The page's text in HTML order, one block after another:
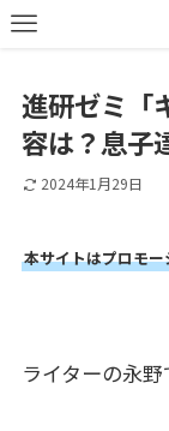
進研ゼミ「
容は？息子
2024年1月29日
本サイトはプロモ
ライターの永野